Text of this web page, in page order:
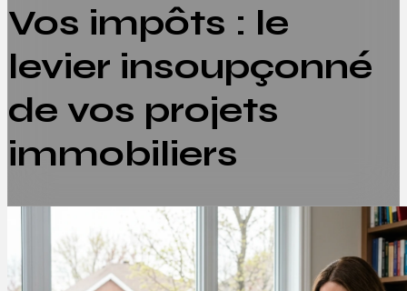
Vos impôts : le
levier insoupçonné
de vos projets
immobiliers